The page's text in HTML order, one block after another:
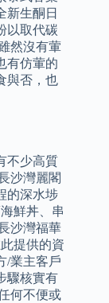
新⽣酮日
以取代碳
然沒有葷
有仿葷的
與否，也
不少高質
沙灣麗閣
的深水埗
鮮丼、串
沙灣福華
提供的資
/業主客戶
驟核實有
何不便或